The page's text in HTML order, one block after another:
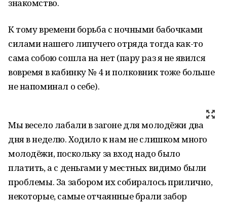
знакомство.
К тому времени борьба с ночными бабочками
силами нашего липучего отряда тогда как-то
сама собою сошла на нет (пару раз я не явился
вовремя в кабинку № 4 и полковник тоже больше
не напоминал о себе).
Мы весело лабали в загоне для молодёжи два
дня в неделю. Ходило к нам не слишком много
молодёжи, поскольку за вход надо было
платить, а с деньгами у местных видимо были
проблемы. За забором их собиралось прилично,
некоторые, самые отчаянные брали забор